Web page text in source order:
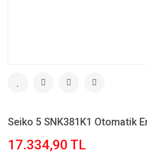
Seiko 5 SNK381K1 Otomatik
17.334,90 TL